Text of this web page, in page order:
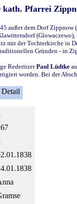
kath. Pfarrei
außer dem Dorf
mit der Tochterkirche in
Gründen - in
RederitzerPaul Lüdtke
worden. Bei der
Detail